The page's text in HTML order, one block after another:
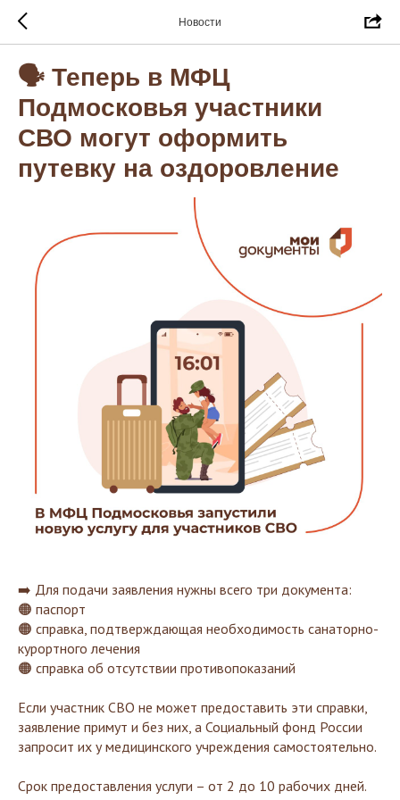
Новости
🗣 Теперь в МФЦ
Подмосковья участники
СВО могут оформить
путевку на оздоровление
➡️ Для подачи заявления нужны всего три документа:
🟠 паспорт
🟠 справка, подтверждающая необходимость санаторно-
курортного лечения
🟠 справка об отсутствии противопоказаний
Если участник СВО не может предоставить эти справки,
заявление примут и без них, а Социальный фонд России
запросит их у медицинского учреждения самостоятельно.
Срок предоставления услуги – от 2 до 10 рабочих дней.